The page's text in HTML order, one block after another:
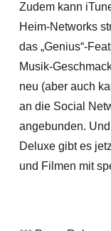
Zudem kann
Heim-Networks
das „Genius“-
Musik-
neu (aber auch
an die Social
angebunden.
Deluxe gibt es
und Filmen mit